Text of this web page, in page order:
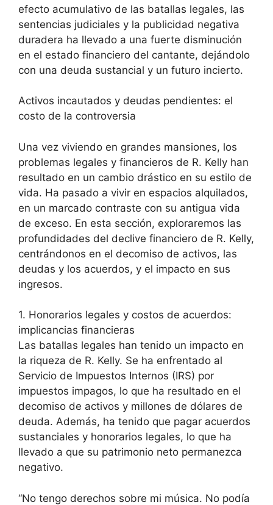
efecto acumulativo de las batallas legales, las
sentencias judiciales y la publicidad negativa
duradera ha llevado a una fuerte disminución
en el estado financiero del cantante, dejándolo
con una deuda sustancial y un futuro incierto.
Activos incautados y deudas pendientes: el
costo de la controversia
Una vez viviendo en grandes mansiones, los
problemas legales y financieros de R. Kelly han
resultado en un cambio drástico en su estilo de
vida. Ha pasado a vivir en espacios alquilados,
en un marcado contraste con su antigua vida
de exceso. En esta sección, exploraremos las
profundidades del declive financiero de R. Kelly,
centrándonos en el decomiso de activos, las
deudas y los acuerdos, y el impacto en sus
ingresos.
1. Honorarios legales y costos de acuerdos:
implicancias financieras
Las batallas legales han tenido un impacto en
la riqueza de R. Kelly. Se ha enfrentado al
Servicio de Impuestos Internos (IRS) por
impuestos impagos, lo que ha resultado en el
decomiso de activos y millones de dólares de
deuda. Además, ha tenido que pagar acuerdos
sustanciales y honorarios legales, lo que ha
llevado a que su patrimonio neto permanezca
negativo.
“No tengo derechos sobre mi música. No podía